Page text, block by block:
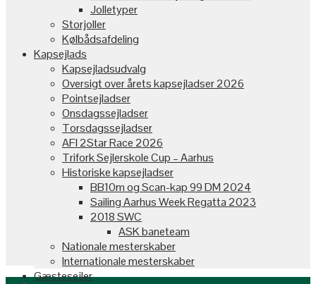
Jolletyper
Storjoller
Kølbådsafdeling
Kapsejlads
Kapsejladsudvalg
Oversigt over årets kapsejladser 2026
Pointsejladser
Onsdagssejladser
Torsdagssejladser
AFI 2Star Race 2026
Trifork Sejlerskole Cup – Aarhus
Historiske kapsejladser
BB10m og Scan-kap 99 DM 2024
Sailing Aarhus Week Regatta 2023
2018 SWC
ASK baneteam
Nationale mesterskaber
Internationale mesterskaber
Gæstesejler